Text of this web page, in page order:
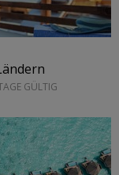
GÜLTIG